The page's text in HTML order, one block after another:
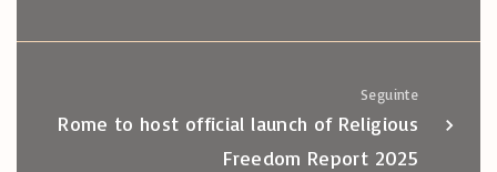
Seguinte
Rome to host official launch of Religious
Freedom Report 2025